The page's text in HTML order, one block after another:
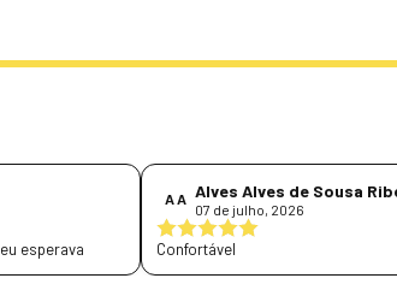
esperava
A A Alves Alves de Sousa
07 de julho, 2026
Confortável